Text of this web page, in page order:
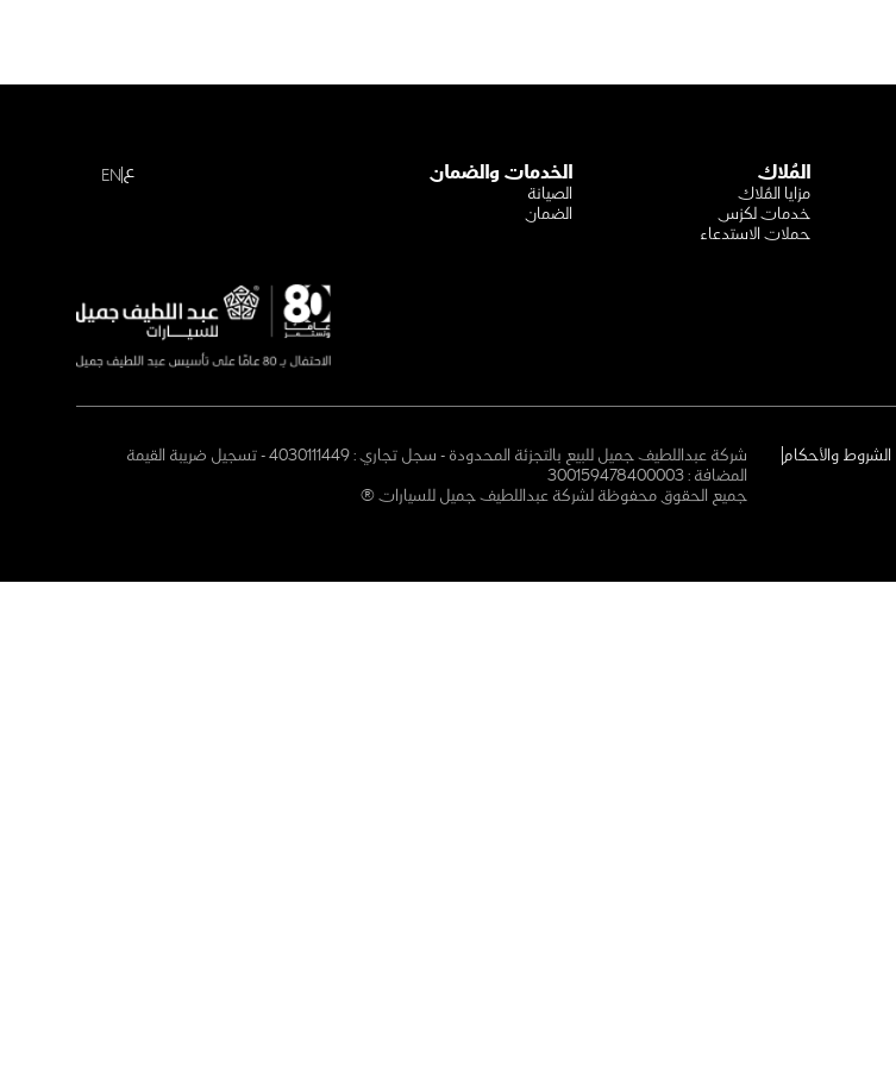
المُلاك
مزايا المُلاك
خدمات لكزس
حملات الاستدعاء
الخدمات والضمان
الصيانة
الضمان
ع EN
الشروط والأحكام
شركة عبداللطيف جميل للبيع بالتجزئة المحدودة - سجل تجاري :4030111449- تسجيل ضريبة القيمة
المضافة :300159478400003
جميع الحقوق محفوظة لشركة عبداللطيف جميل للسيارات ®